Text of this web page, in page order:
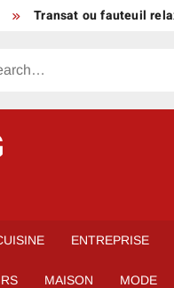
Transat ou fauteuil
ENTREPRISE
MAISON MODE